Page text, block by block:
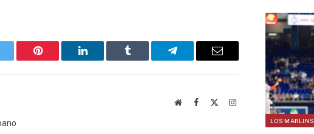
Pinterest LinkedIn Tumblr Telegram Email
WebsiteFacebook Instagram
LOS MARLINS